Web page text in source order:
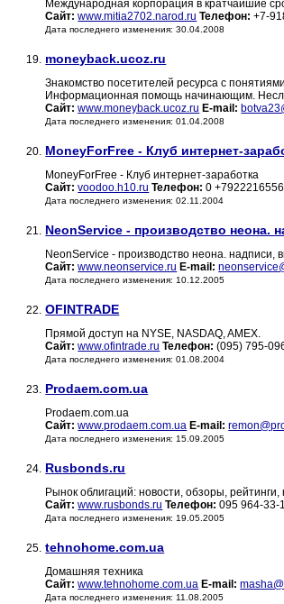
Международная корпорация в кратчайшие
Сайт: www.mitia2702.narod.ru Телефон: +7-
Дата последнего изменения: 30.04.2008
19. moneyback.ucoz.ru
Знакомство посетителей ресурса с
Информационная помощь начинающим.
Сайт: www.moneyback.ucoz.ru E-mail:
Дата последнего изменения: 01.04.2008
20. MoneyForFree - Клуб интернет-
MoneyForFree - Клуб интернет-заработка
Сайт: voodoo.h10.ru Телефон: 0
Дата последнего изменения: 02.11.2004
21. NeonService - производство неона.
NeonService - производство неона. надписи,
Сайт: www.neonservice.ru E-mail:
Дата последнего изменения: 10.12.2005
22. OFINTRADE
Прямой доступ на NYSE, NASDAQ, AMEX.
Сайт: www.ofintrade.ru Телефон: (095) 795-
Дата последнего изменения: 01.08.2004
23. Prodaem.com.ua
Prodaem.com.ua
Сайт: www.prodaem.com.ua E-mail:
Дата последнего изменения: 15.09.2005
24. Rusbonds.ru
Рынок облигаций: новости, обзоры,
Сайт: www.rusbonds.ru Телефон: 095 964-33-
Дата последнего изменения: 19.05.2005
25. tehnohome.com.ua
Домашняя техника
Сайт: www.tehnohome.com.ua E-mail:
Дата последнего изменения: 11.08.2005